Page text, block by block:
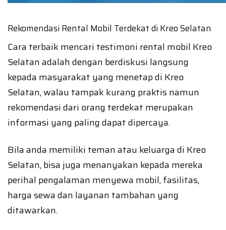
Rekomendasi Rental Mobil Terdekat di Kreo Selatan
Cara terbaik mencari testimoni rental mobil Kreo
Selatan adalah dengan berdiskusi langsung
kepada masyarakat yang menetap di Kreo
Selatan, walau tampak kurang praktis namun
rekomendasi dari orang terdekat merupakan
informasi yang paling dapat dipercaya.
Bila anda memiliki teman atau keluarga di Kreo
Selatan, bisa juga menanyakan kepada mereka
perihal pengalaman menyewa mobil, fasilitas,
harga sewa dan layanan tambahan yang
ditawarkan.